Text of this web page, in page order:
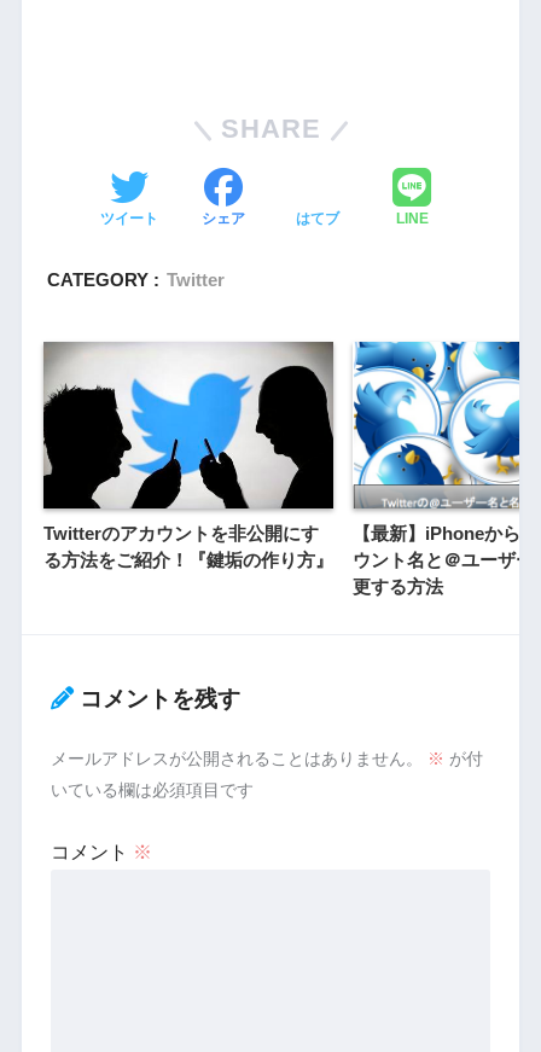
SHARE
ツイート シェア はてブ LINE
CATEGORY : Twitter
Twitterのアカウントを非公開にす
る方法をご紹介！『鍵垢の作り方』
【最新】iPhoneから
ウント名と＠ユーザー
更する方法
コメントを残す
メールアドレスが公開されることはありません。 ※ が付
いている欄は必須項目です
コメント ※